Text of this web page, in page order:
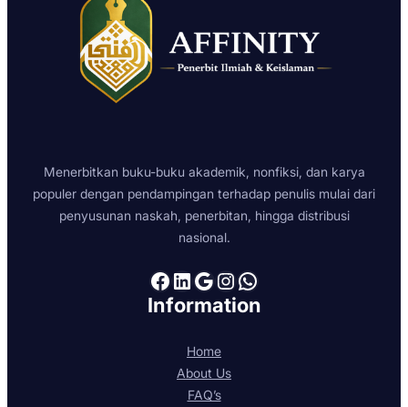
Menerbitkan buku-buku akademik, nonfiksi, dan karya
populer dengan pendampingan terhadap penulis mulai dari
penyusunan naskah, penerbitan, hingga distribusi
nasional.
Facebook LinkedIn Google Instagram WhatsApp
Information
Home
About Us
FAQ’s